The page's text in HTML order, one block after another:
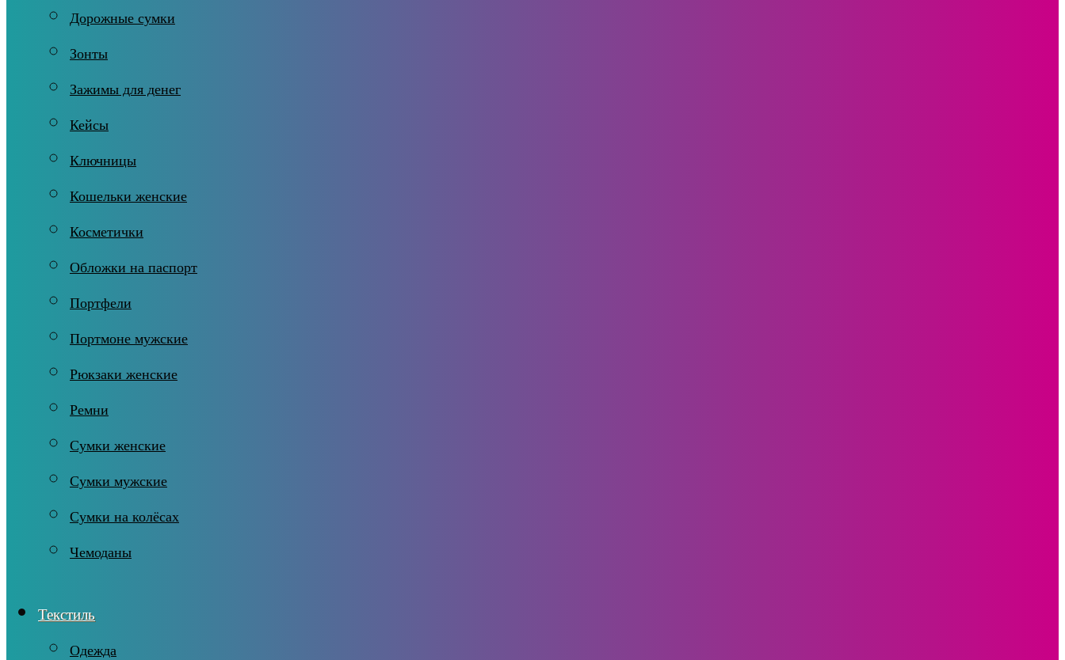
Дорожные сумки
Зонты
Зажимы для денег
Кейсы
Ключницы
Кошельки женские
Косметички
Обложки на паспорт
Портфели
Портмоне мужские
Рюкзаки женские
Ремни
Сумки женские
Сумки мужские
Сумки на колёсах
Чемоданы
Текстиль
Одежда